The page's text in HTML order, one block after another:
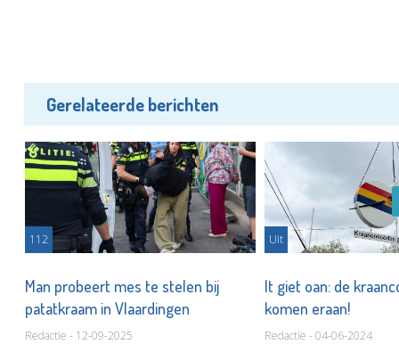
Gerelateerde berichten
112
Man probeert mes te stelen bij
patatkraam in Vlaardingen
Redactie - 12-09-2025
Uit
It giet oan: de
komen eraan!
Redactie - 04-06-2024